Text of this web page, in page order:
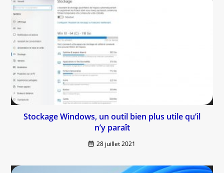
Stockage Windows, un outil bien plus utile qu’il
n’y paraît
28 juillet 2021